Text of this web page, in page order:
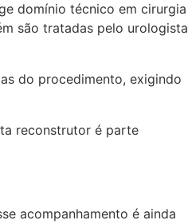
domínio técnico em cirurgia
são tratadas pelo urologista
do procedimento, exigindo
reconstrutor é parte
acompanhamento é ainda